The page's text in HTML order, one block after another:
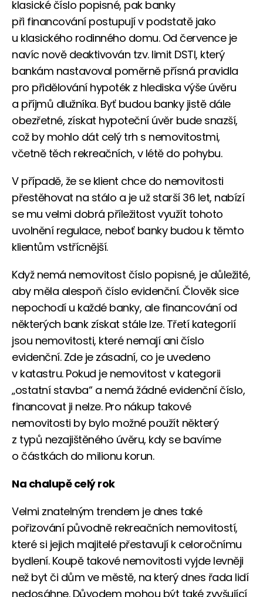
klasické číslo popisné, pak banky
při financování postupují v podstatě jako
u klasického rodinného domu. Od července je
navíc nově deaktivován tzv. limit DSTI, který
bankám nastavoval poměrně přísná pravidla
pro přidělování hypoték z hlediska výše úvěru
a příjmů dlužníka. Byť budou banky jistě dále
obezřetné, získat hypoteční úvěr bude snazší,
což by mohlo dát celý trh s nemovitostmi,
včetně těch rekreačních, v létě do pohybu.
V případě, že se klient chce do nemovitosti
přestěhovat na stálo a je už starší 36 let, nabízí
se mu velmi dobrá příležitost využít tohoto
uvolnění regulace, neboť banky budou k těmto
klientům vstřícnější.
Když nemá nemovitost číslo popisné, je důležité,
aby měla alespoň číslo evidenční. Člověk sice
nepochodí u každé banky, ale financování od
některých bank získat stále lze. Třetí kategorií
jsou nemovitosti, které nemají ani číslo
evidenční. Zde je zásadní, co je uvedeno
v katastru. Pokud je nemovitost v kategorii
„ostatní stavba“ a nemá žádné evidenční číslo,
financovat ji nelze. Pro nákup takové
nemovitosti by bylo možné použít některý
z typů nezajištěného úvěru, kdy se bavíme
o částkách do milionu korun.
Na chalupě celý rok
Velmi znatelným trendem je dnes také
pořizování původně rekreačních nemovitostí,
které si jejich majitelé přestavují k celoročnímu
bydlení. Koupě takové nemovitosti vyjde levněji
než byt či dům ve městě, na který dnes řada lidí
nedosáhne. Důvodem mohou být také zvyšující